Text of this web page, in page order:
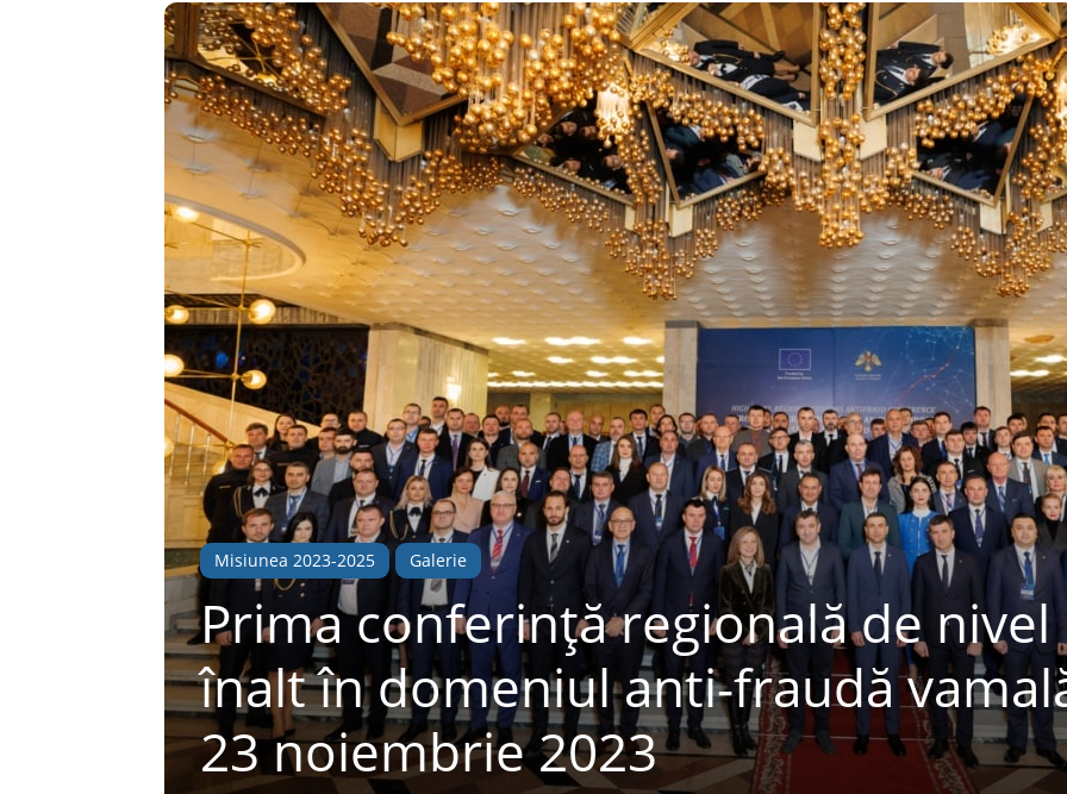
Misiunea 2023-2025 Galerie
Prima conferință regională de nivel
înalt în domeniul anti-fraudă
23 noiembrie 2023